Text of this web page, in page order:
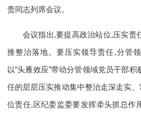
责同志列席会议。
会议指出,要提高政治站位,压实责
推整治落地。要压实领导责任,分管
以“头雁效应”带动分管领域党员干部积
任的层层压实推动集中整治走深走实、
位责任,区纪委监委要发挥牵头抓总作